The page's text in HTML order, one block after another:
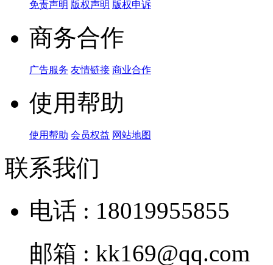
免责声明 版权声明 版权申诉
商务合作
广告服务 友情链接 商业合作
使用帮助
使用帮助 会员权益 网站地图
联系我们
电话 : 18019955855
邮箱 : kk169@qq.com